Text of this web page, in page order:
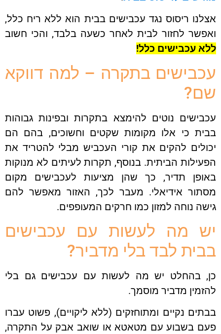
ריסוס נגד עכבישים בבית הוא ללא ריח כלל,
לחזור לבית לאחר כשעה בלבד, והכי חשוב
עכבישים כלל!
בתקרה – למה דווקא
נוטים להימצא בתקרות ובפינות גבוהות
כי אלו מקומות שקטים וחשוכים, בהם הם
להקים את קורי העכביש מבלי להטריד את
הביתית. בנוסף, תקרות לעיתים לא מנוקות
תדיר, כך שהן מציעות לעכבישים מקום
אידיאלי. מעבר לכך, האזור מאפשר להם
נוחה למזון כמו חרקים המעופפים.
מה לעשות עם עכבישים
לבד בלי מדביר?
בהחלט יש מה לעשות עם עכבישים גם בלי
מדביר מוסמך.
נקיים ומתוחזקים (ללא ליקויים), פשוט עברו
בשבוע עם מטאטא או שואב אבק על התקרה,